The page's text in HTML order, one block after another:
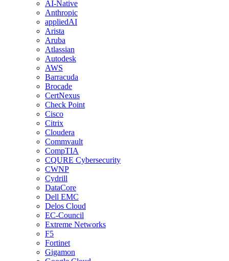
AI-Native
Anthropic
appliedAI
Arista
Aruba
Atlassian
Autodesk
AWS
Barracuda
Brocade
CertNexus
Check Point
Cisco
Citrix
Cloudera
Commvault
CompTIA
CQURE Cybersecurity
CWNP
Cydrill
DataCore
Dell EMC
Delos Cloud
EC-Council
Extreme Networks
F5
Fortinet
Gigamon